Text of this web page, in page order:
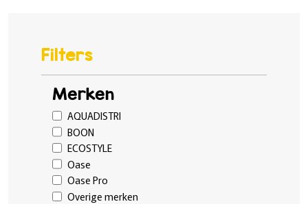
Filters
Merken
AQUADISTRI
BOON
ECOSTYLE
Oase
Oase Pro
Overige merken